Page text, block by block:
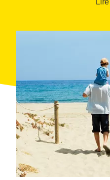
Pont du Diable, tous deux